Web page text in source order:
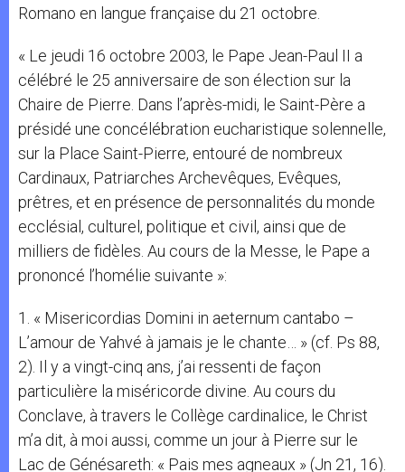
Romano en langue française du 21 octobre.
« Le jeudi 16 octobre 2003, le Pape Jean-Paul II a
célébré le 25 anniversaire de son élection sur la
Chaire de Pierre. Dans l’après-midi, le Saint-Père a
présidé une concélébration eucharistique solennelle,
sur la Place Saint-Pierre, entouré de nombreux
Cardinaux, Patriarches Archevêques, Evêques,
prêtres, et en présence de personnalités du monde
ecclésial, culturel, politique et civil, ainsi que de
milliers de fidèles. Au cours de la Messe, le Pape a
prononcé l’homélie suivante »:
1. « Misericordias Domini in aeternum cantabo –
L’amour de Yahvé à jamais je le chante… » (cf. Ps 88,
2). Il y a vingt-cinq ans, j’ai ressenti de façon
particulière la miséricorde divine. Au cours du
Conclave, à travers le Collège cardinalice, le Christ
m’a dit, à moi aussi, comme un jour à Pierre sur le
Lac de Génésareth: « Pais mes agneaux » (Jn 21, 16).